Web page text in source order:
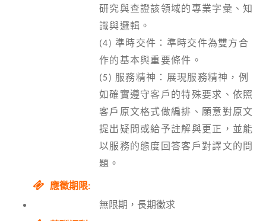
研究與查證該領域的專業字彙、知
識與邏輯。
(4) 準時交件：準時交件為雙方合
作的基本與重要條件。
(5) 服務精神：展現服務精神，例
如確實遵守客戶的特殊要求、依照
客戶原文格式做編排、願意對原文
提出疑問或給予註解與更正，並能
以服務的態度回答客戶對譯文的問
題。
應徵期限:
無限期，長期徵求